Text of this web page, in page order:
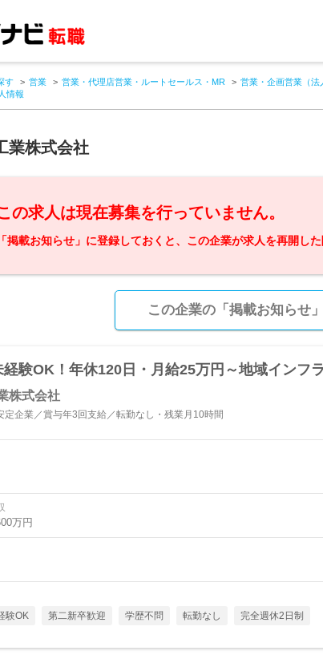
す 営業 営業・代理店営業・ルートセールス・MR 営業・企画営業（法
情報
業株式会社
の求人は現在募集を行っていません。
「掲載お知らせ」に登録しておくと、この企業が求人を再開し
この企業の「掲載お知らせ
経験OK！年休120日・月給25万円～地域インフ
株式会社
定企業／賞与年3回支給／転勤なし・残業月10時間
万円
験OK 第二新卒歓迎 学歴不問 転勤なし 完全週休2日制